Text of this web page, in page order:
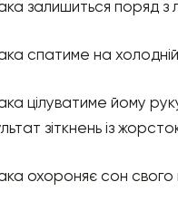
залишиться поряд з
спатиме на холодній
цілуватиме йому
зіткнень із
охороняє сон свого